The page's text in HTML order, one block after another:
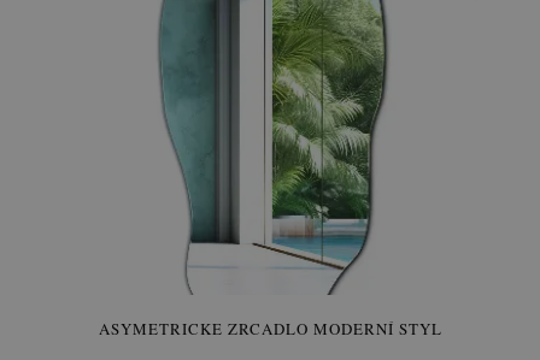
ASYMETRICKE ZRCADLO MODERNÍ STYL